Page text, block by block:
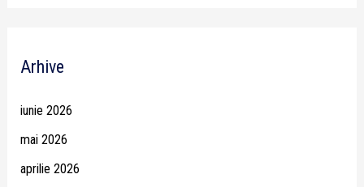
Arhive
iunie 2026
mai 2026
aprilie 2026